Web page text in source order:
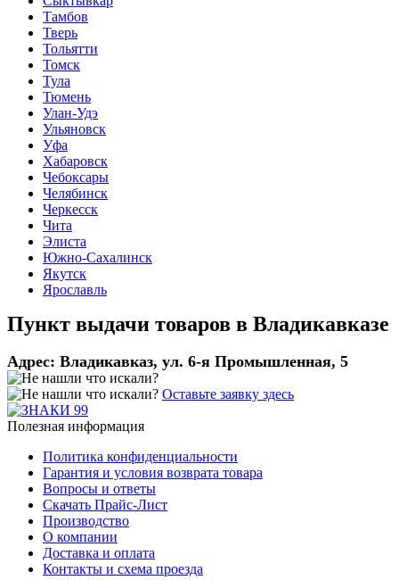
Тамбов
Тверь
Тольятти
Томск
Тула
Тюмень
Улан-Удэ
Ульяновск
Уфа
Хабаровск
Чебоксары
Челябинск
Черкесск
Чита
Элиста
Южно-Сахалинск
Якутск
Ярославль
Пункт выдачи товаров в Владикавказе
Адрес: Владикавказ, ул. 6-я Промышленная, 5
Оставьте заявку здесь
Полезная информация
Политика конфиденциальности
Гарантия и условия возврата товара
Вопросы и ответы
Скачать Прайс-Лист
Производство
О компании
Доставка и оплата
Контакты и схема проезда